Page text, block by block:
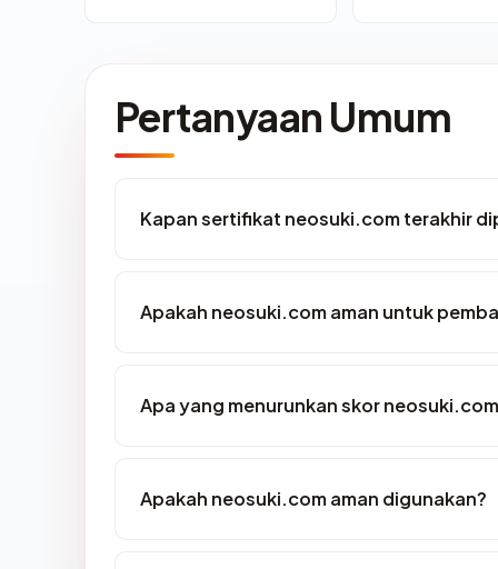
Pertanyaan Umum
Kapan sertifikat neosuki.com terakhir
Apakah neosuki.com aman untuk
Apa yang menurunkan skor
Apakah neosuki.com aman digunakan?